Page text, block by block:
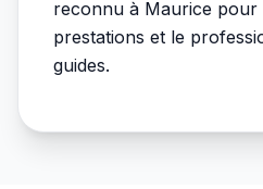
reconnu à Maurice pour
prestations et le
guides.